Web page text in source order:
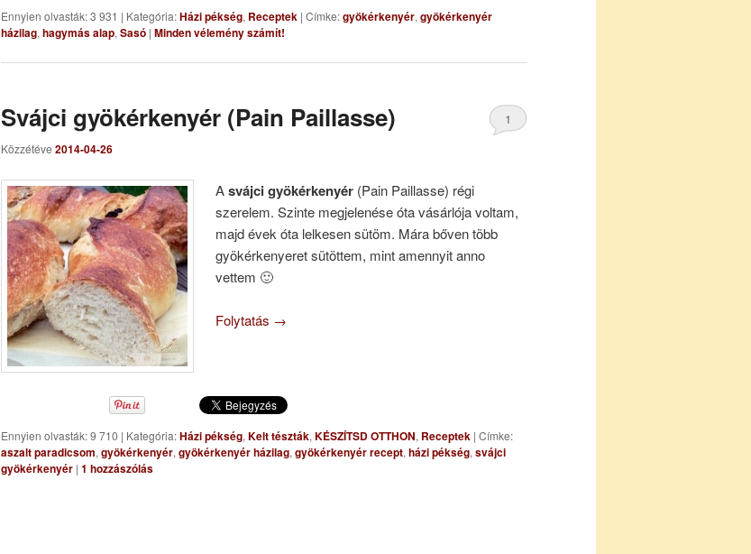
Ennyien olvasták: 3 931 | Kategória:Házi pékség, Receptek | Címke:gyökérkenyér, gyökérkenyér
házilag, hagymás alap, Sasó | Minden vélemény számít!
Svájci gyökérkenyér (Pain Paillasse)
Közzétéve 2014-04-26
1
Asvájci gyökérkenyér (Pain Paillasse) régi
szerelem. Szinte megjelenése óta vásárlója voltam,
majd évek óta lelkesen sütöm. Mára bőven több
gyökérkenyeret sütöttem, mint amennyit anno
vettem 🙂
Folytatás →
Ennyien olvasták: 9 710 | Kategória:Házi pékség, Kelt tészták, KÉSZÍTSD OTTHON, Receptek | Címke:
aszalt paradicsom, gyökérkenyér, gyökérkenyér házilag, gyökérkenyér recept, házi pékség, svájci
gyökérkenyér | 1 hozzászólás